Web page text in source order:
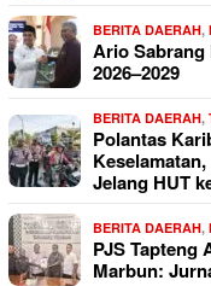
BERITA DAERAH,
Ario Sabrang
2026–2029
BERITA DAERAH,
Polantas
Jelang HUT
BERITA DAERAH,
PJS Tapteng
Marbun: